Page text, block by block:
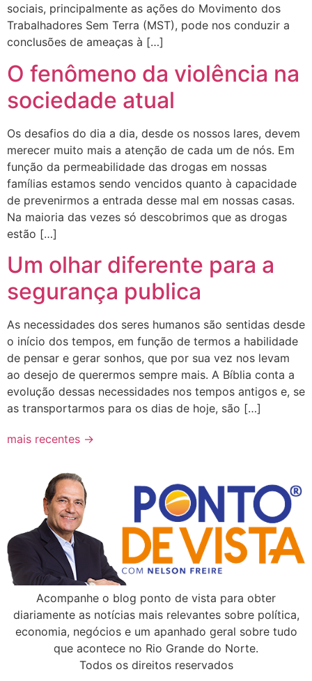
sociais, principalmente as ações do Movimento dos
Trabalhadores Sem Terra (MST), pode nos conduzir a
conclusões de ameaças à […]
O fenômeno da violência na
sociedade atual
Os desafios do dia a dia, desde os nossos lares, devem
merecer muito mais a atenção de cada um de nós. Em
função da permeabilidade das drogas em nossas
famílias estamos sendo vencidos quanto à capacidade
de prevenirmos a entrada desse mal em nossas casas.
Na maioria das vezes só descobrimos que as drogas
estão […]
Um olhar diferente para a
segurança publica
As necessidades dos seres humanos são sentidas desde
o início dos tempos, em função de termos a habilidade
de pensar e gerar sonhos, que por sua vez nos levam
ao desejo de querermos sempre mais. A Bíblia conta a
evolução dessas necessidades nos tempos antigos e, se
as transportarmos para os dias de hoje, são […]
mais recentes →
Acompanhe o blog ponto de vista para obter
diariamente as notícias mais relevantes sobre política,
economia, negócios e um apanhado geral sobre tudo
que acontece no Rio Grande do Norte.
Todos os direitos reservados